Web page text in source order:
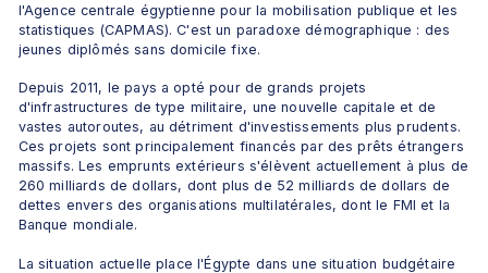
l'Agence centrale égyptienne pour la mobilisation publique et les
statistiques (CAPMAS). C'est un paradoxe démographique : des
jeunes diplômés sans domicile fixe.
Depuis 2011, le pays a opté pour de grands projets
d'infrastructures de type militaire, une nouvelle capitale et de
vastes autoroutes, au détriment d'investissements plus prudents.
Ces projets sont principalement financés par des prêts étrangers
massifs. Les emprunts extérieurs s'élèvent actuellement à plus de
260 milliards de dollars, dont plus de 52 milliards de dollars de
dettes envers des organisations multilatérales, dont le FMI et la
Banque mondiale.
La situation actuelle place l'Égypte dans une situation budgétaire